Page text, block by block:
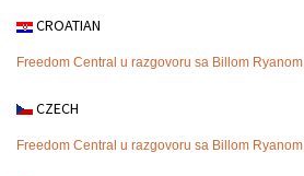
CROATIAN
Freedom Central u razgovoru sa Billom Ryanom
CZECH
Freedom Central u razgovoru sa Billom Ryanom